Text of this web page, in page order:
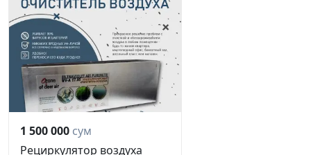
1 500 000 сум
Рециркулятор воздуха